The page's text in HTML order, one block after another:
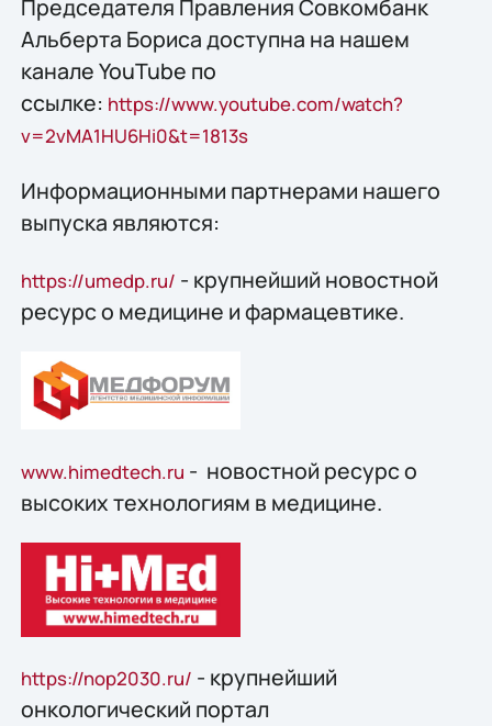
Председателя Правления Совкомбанк
Альберта Бориса доступна на нашем
канале YouTube по
ссылке: https://www.youtube.com/watch?
v=2vMA1HU6Hi0&t=1813s
Информационными партнерами нашего
выпуска являются:
https://umedp.ru/ - крупнейший новостной
ресурс о медицине и фармацевтике.
www.himedtech.ru - новостной ресурс о
высоких технологиям в медицине.
https://nop2030.ru/ - крупнейший
онкологический портал